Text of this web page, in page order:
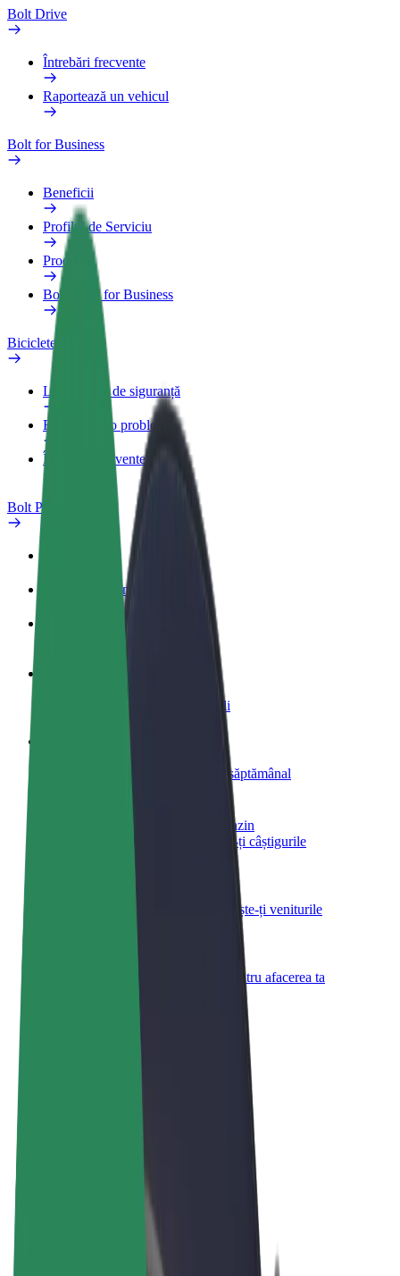
Bolt Drive
Întrebări frecvente
Raportează un vehicul
Bolt for Business
Beneficii
Profilul de Serviciu
Produse
Bolt Food for Business
Biciclete electrice
Laboratorul de siguranță
Raportează o problemă
Întrebări frecvente
Bolt Plus
Cum devii membru
Câștigă bani după propriile reguli
Livrează mâncare și câștigă bani săptămânal
Adaugă un restaurant sau un magazin
Obține mai mulți clienți și mărește-ți câștigurile
Înregistrează-ți flota la Bolt și mărește-ți veniturile
Bolt for Business
Produse și servicii Bolt adaptate pentru afacerea ta